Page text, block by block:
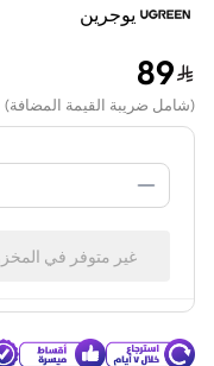
يوجرين
89
(شامل ضريبة القيمة المضافة)
غير متوفر في